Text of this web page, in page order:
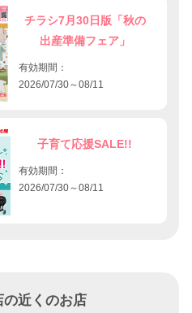
チラシ7月30日版「秋の
出産準備フェア」
有効期間：
2026/07/30～08/11
子育て応援SALE!!
有効期間：
2026/07/30～08/11
の近くのお店